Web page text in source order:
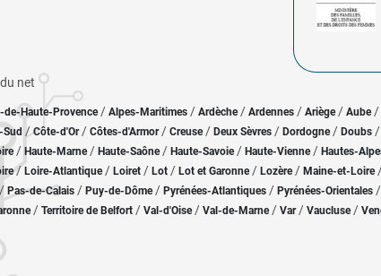
net
de-Haute-Provence / Alpes-Maritimes / Ardèche/ Ardennes / Ariège/ Aube/
/Côte-d'Or / Côtes-d'Armor/ Creuse/ Deux Sèvres / Dordogne/ Doubs /
/ Haute-Marne/ Haute-Saône/ Haute-Savoie/ Haute-Vienne/ Hautes-
/ Loire-Atlantique/ Loiret / Lot / Lot et Garonne/ Lozère / Maine-et-Loire
/ Pas-de-Calais / Puy-de-Dôme/ Pyrénées-Atlantiques / Pyrénées-Orientales /
/ Territoire de Belfort / Val-d'Oise/ Val-de-Marne/ Var/ Vaucluse/